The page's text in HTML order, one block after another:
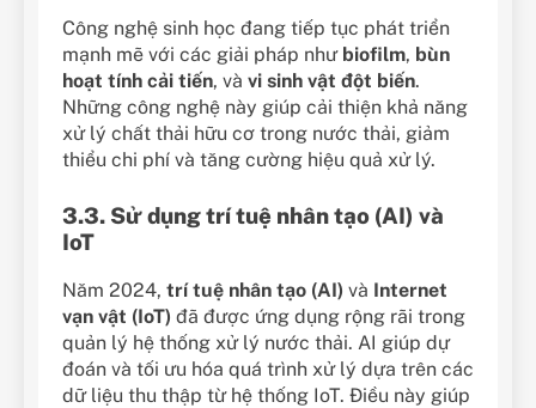
Công nghệ sinh học đang tiếp tục phát triển
mạnh mẽ với các giải pháp như biofilm, bùn
hoạt tính cải tiến, và vi sinh vật đột biến.
Những công nghệ này giúp cải thiện khả năng
xử lý chất thải hữu cơ trong nước thải, giảm
thiểu chi phí và tăng cường hiệu quả xử lý.
3.3. Sử dụng trí tuệ nhân tạo (AI) và
IoT
Năm 2024, trí tuệ nhân tạo (AI) và Internet
vạn vật (IoT) đã được ứng dụng rộng rãi trong
quản lý hệ thống xử lý nước thải. AI giúp dự
đoán và tối ưu hóa quá trình xử lý dựa trên các
dữ liệu thu thập từ hệ thống IoT. Điều này giúp